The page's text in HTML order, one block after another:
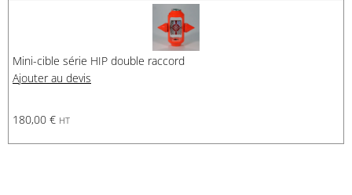
Mini-cible série HIP double raccord
Ajouter au devis
180,00 € HT